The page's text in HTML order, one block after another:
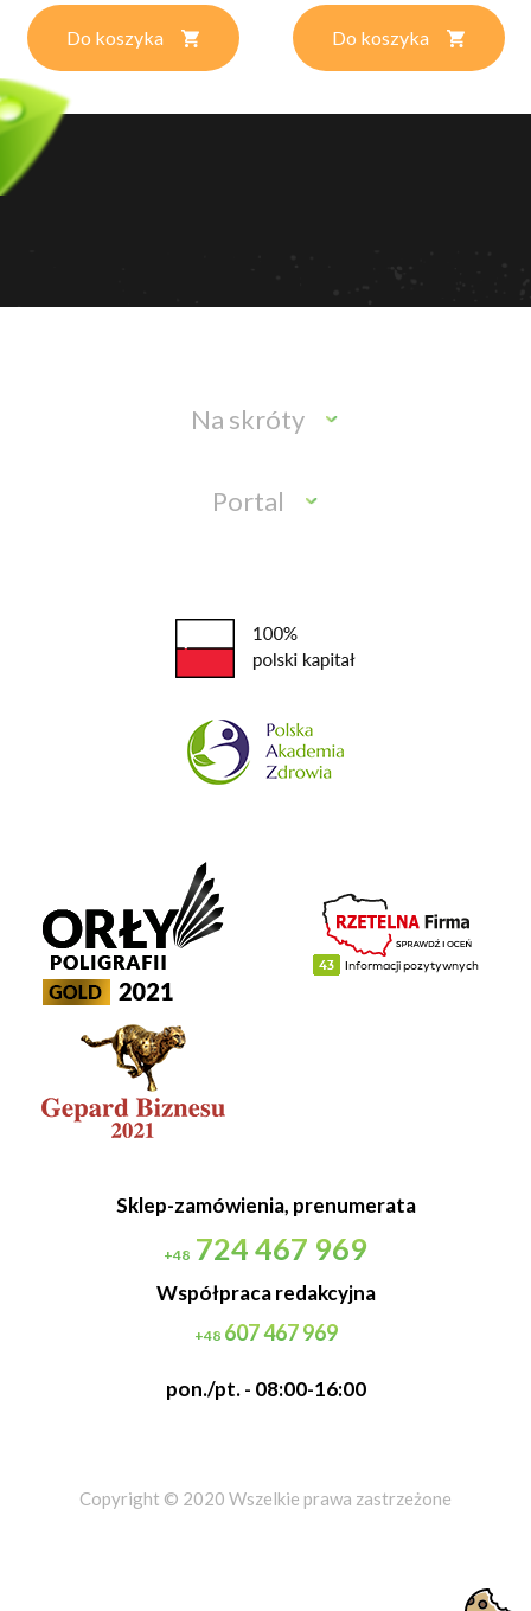
Do koszyka Do koszyka
Na skróty
Portal
Sklep-zamówienia, prenumerata
+48 724 467 969
Współpraca redakcyjna
+48607 467 969
pon./pt. - 08:00-16:00
Copyright © 2020 Wszelkie prawa zastrzeżone